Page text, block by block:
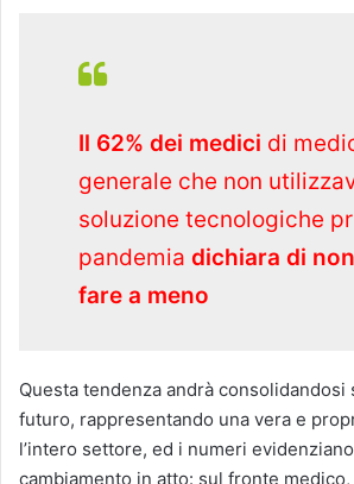
Il 62% dei medici di
generale che non
soluzione tecnologiche
pandemia dichiara di
fare a meno
Questa tendenza andrà consolidandosi
futuro, rappresentando una vera e
l’intero settore, ed i numeri
cambiamento in atto: sul fronte